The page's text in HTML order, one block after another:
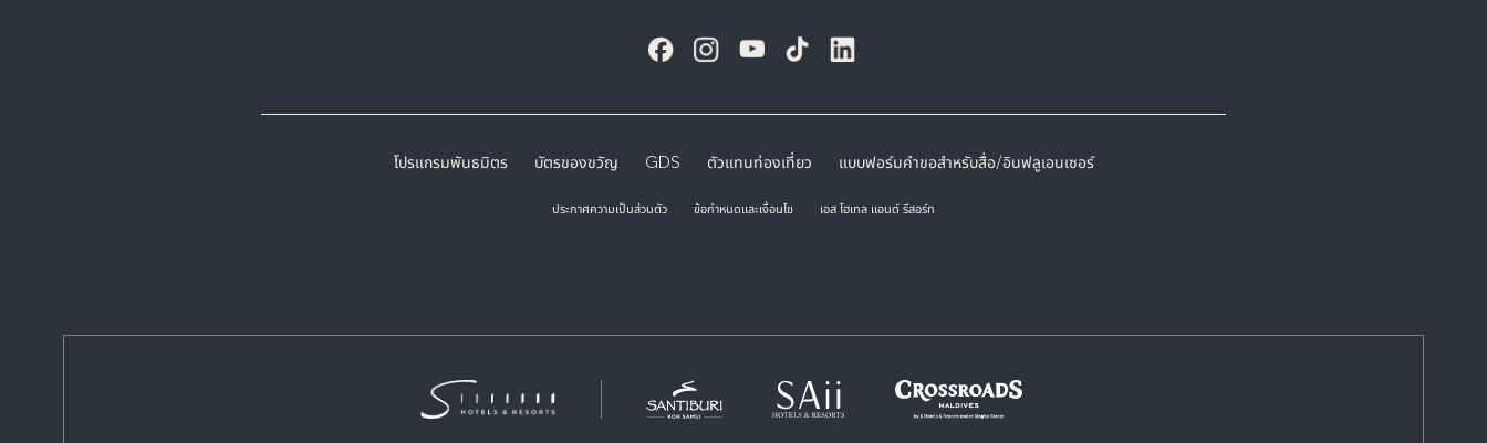
โปรแกรมพันธมิตร บัตรของขวัญ GDS ตัวแทนท่องเที่ยว แบบฟอร์มคำขอสำหรับสื่อ/อินฟลูเอนเซอร์
ประกาศความเป็นส่วนตัว ข้อกำหนดและเงื่อนไข เอส โฮเทล แอนด์ รีสอร์ท